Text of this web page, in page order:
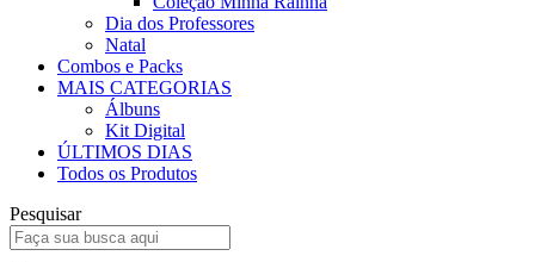
Dia dos Professores
Natal
Combos e Packs
MAIS CATEGORIAS
Álbuns
Kit Digital
ÚLTIMOS DIAS
Todos os Produtos
Pesquisar